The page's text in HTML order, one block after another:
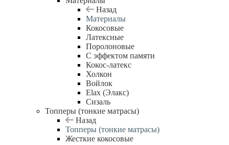
Назад
Материалы
Кокосовые
Латексные
Поролоновые
С эффектом памяти
Кокос-латекс
Холкон
Войлок
Elax (Элакс)
Сизаль
Топперы (тонкие матрасы)
Назад
Топперы (тонкие матрасы)
Жесткие кокосовые